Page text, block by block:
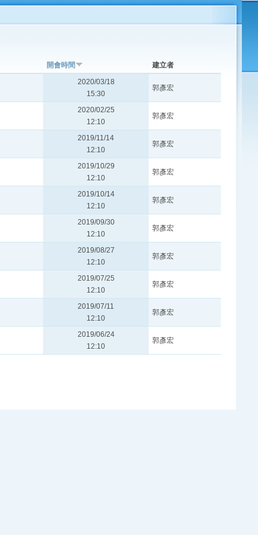
開會時間 建立者
2020/03/18
15:30
郭彥宏
2020/02/25
12:10
郭彥宏
2019/11/14
12:10
郭彥宏
2019/10/29
12:10
郭彥宏
2019/10/14
12:10
郭彥宏
2019/09/30
12:10
郭彥宏
2019/08/27
12:10
郭彥宏
2019/07/25
12:10
郭彥宏
2019/07/11
12:10
郭彥宏
2019/06/24
12:10
郭彥宏